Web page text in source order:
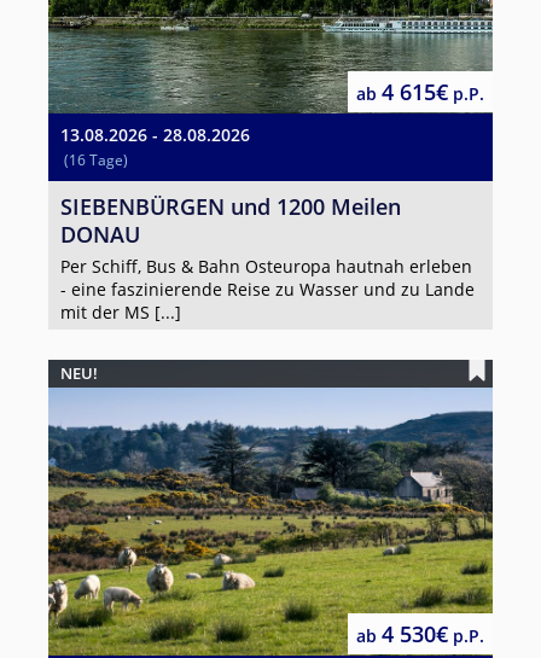
13.08.2026 - 28.08.2026
(16 Tage)
ab 4 615€ p.P.
SIEBENBÜRGEN und 1200 Meilen
DONAU
Per Schiff, Bus & Bahn Osteuropa hautnah erleben
- eine faszinierende Reise zu Wasser und zu Lande
mit der MS [...]
NEU!
ab 4 530€ p.P.